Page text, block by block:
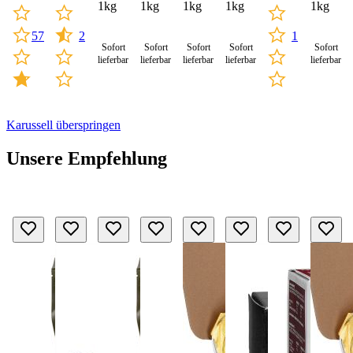
57 2
1kg
Sofort
lieferbar
1kg
Sofort
lieferbar
1kg
Sofort
lieferbar
1kg
Sofort
lieferbar
1
1kg
Sofort
lieferbar
Karussell überspringen
Unsere Empfehlung